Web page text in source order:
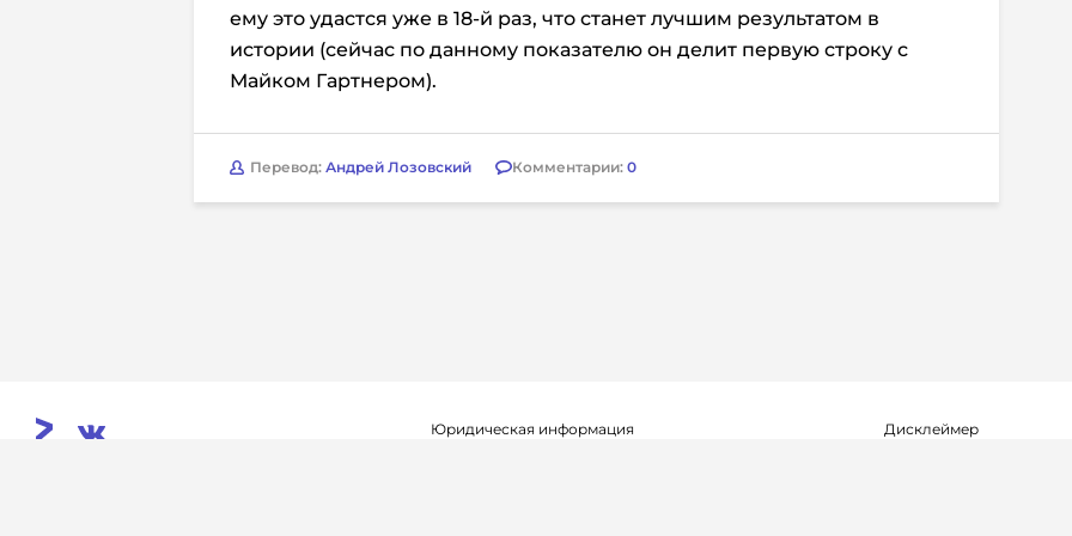
ему это удастся уже в 18-й раз, что станет лучшим результатом в
истории (сейчас по данному показателю он делит первую строку с
Майком Гартнером).
Перевод: Андрей Лозовский Комментарии: 0
Юридическая информация Дисклеймер